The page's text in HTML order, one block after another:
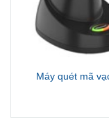
Máy quét mã